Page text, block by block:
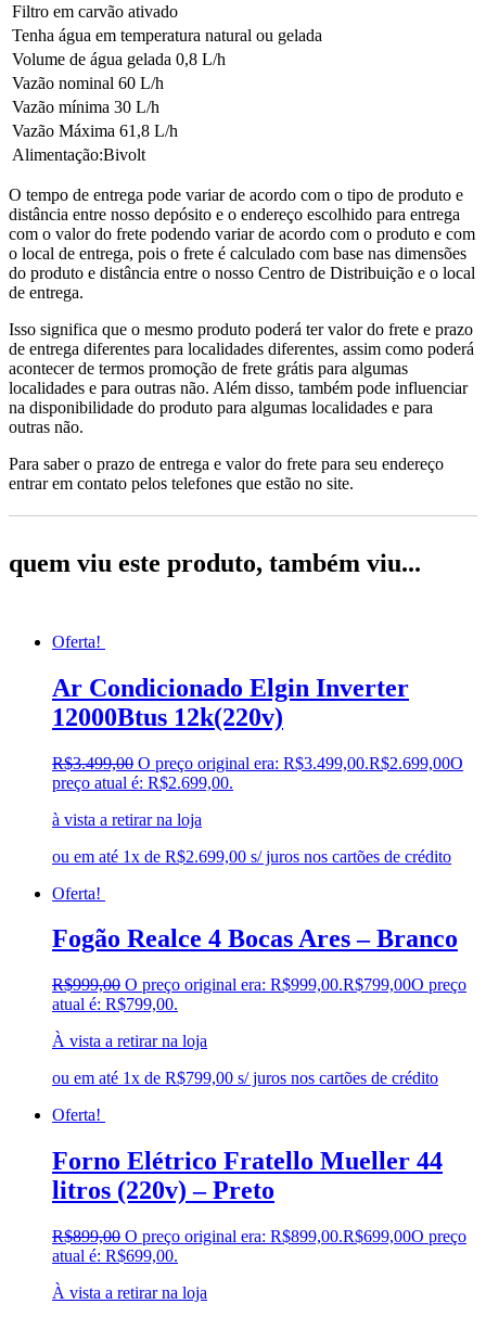
Filtro em carvão ativado
Tenha água em temperatura natural ou gelada
Volume de água gelada 0,8 L/h
Vazão nominal 60 L/h
Vazão mínima 30 L/h
Vazão Máxima 61,8 L/h
Alimentação:Bivolt
O tempo de entrega pode variar de acordo com o tipo de produto e
distância entre nosso depósito e o endereço escolhido para entrega
com o valor do frete podendo variar de acordo com o produto e com
o local de entrega, pois o frete é calculado com base nas dimensões
do produto e distância entre o nosso Centro de Distribuição e o local
de entrega.
Isso significa que o mesmo produto poderá ter valor do frete e prazo
de entrega diferentes para localidades diferentes, assim como poderá
acontecer de termos promoção de frete grátis para algumas
localidades e para outras não. Além disso, também pode influenciar
na disponibilidade do produto para algumas localidades e para
outras não.
Para saber o prazo de entrega e valor do frete para seu endereço
entrar em contato pelos telefones que estão no site.
quem viu este produto, também viu...
Oferta!
Ar Condicionado Elgin Inverter
12000Btus 12k(220v)
R$3.499,00 O preço original era: R$3.499,00.R$2.699,00O
preço atual é: R$2.699,00.
à vista a retirar na loja
ou em até 1x de R$2.699,00 s/ juros nos cartões de crédito
Oferta!
Fogão Realce 4 Bocas Ares – Branco
R$999,00 O preço original era: R$999,00.R$799,00O preço
atual é: R$799,00.
À vista a retirar na loja
ou em até 1x de R$799,00 s/ juros nos cartões de crédito
Oferta!
Forno Elétrico Fratello Mueller 44
litros (220v) – Preto
R$899,00 O preço original era: R$899,00.R$699,00O preço
atual é: R$699,00.
À vista a retirar na loja